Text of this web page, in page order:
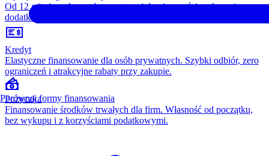
Od 12 miesięcy, bez opłaty wstępnej, konieczności wykupu i
dodatkowych kosztów. Wszystko w cenie raty.
Kredyt
Elastyczne finansowanie dla osób prywatnych. Szybki odbiór, zero
ograniczeń i atrakcyjne rabaty przy zakupie.
Pożyczka
Finansowanie środków trwałych dla firm. Własność od początku,
bez wykupu i z korzyściami podatkowymi.
Porównaj formy finansowania